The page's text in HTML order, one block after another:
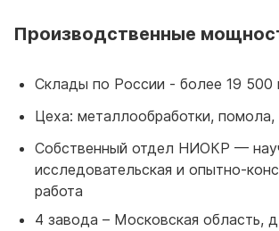
Производственные
Склады по России - более 19 500
Цеха: металлообработки, помола,
Собственный отдел НИОКР —
исследовательская и опытно-
работа
4 завода – Московская область,